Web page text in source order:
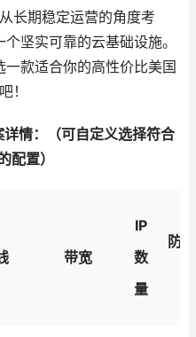
长期稳定运营的角度考
坚实可靠的云基础设施。
款适合你的高性价比美国
！
详情：（可自定义选择符合
配置）
带宽
IP
数
量
防